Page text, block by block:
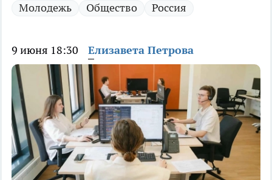
Молодежь Общество Россия
9 июня 18:30 Елизавета Петрова